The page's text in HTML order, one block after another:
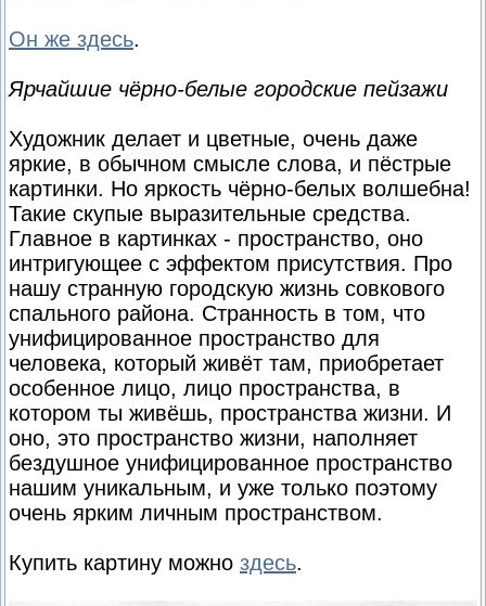
Он же здесь.
Ярчайшие чёрно-белые городские пейзажи
Художник делает и цветные, очень даже
яркие, в обычном смысле слова, и пёстрые
картинки. Но яркость чёрно-белых волшебна!
Такие скупые выразительные средства.
Главное в картинках - пространство, оно
интригующее с эффектом присутствия. Про
нашу странную городскую жизнь совкового
спального района. Странность в том, что
унифицированное пространство для
человека, который живёт там, приобретает
особенное лицо, лицо пространства, в
котором ты живёшь, пространства жизни. И
оно, это пространство жизни, наполняет
бездушное унифицированное пространство
нашим уникальным, и уже только поэтому
очень ярким личным пространством.
Купить картину можно здесь.